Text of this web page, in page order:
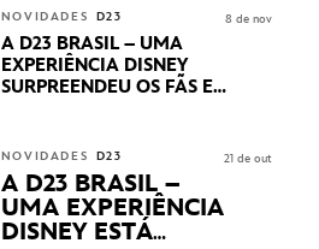
STUDIOS REVELARAM
PRÉVIAS E NOVIDADES
DOS SEUS PRÓXIMOS
LANÇAMENTOS
NOVIDADES D23
A D23 BRASIL – UMA
EXPERIÊNCIA DISNEY
SURPREENDEU OS FÃS EM
APRESENTAÇÕES E
PRODUTOS EXCLUSIVOS
NO TRANSAMÉRICA EXPO
CENTER EM SÃO PAULO
8 de nov
NOVIDADES D23
A D23 BRASIL –
UMA EXPERIÊNCIA
DISNEY ESTÁ
21 de out